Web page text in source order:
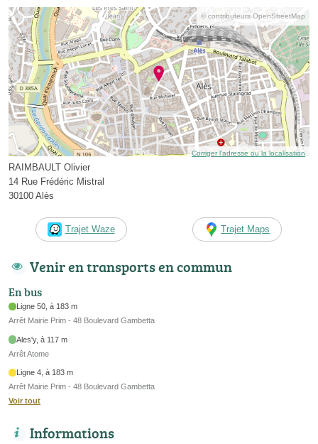
© contributeurs OpenStreetMap
Corriger l’adresse ou la localisation
RAIMBAULT Olivier
14 Rue Frédéric Mistral
30100 Alès
Trajet Waze Trajet Maps
Venir en transports en commun
En bus
Ligne 50, à 183 m
Arrêt Mairie Prim - 48 Boulevard Gambetta
Ales'y, à 117 m
Arrêt Atome
Ligne 4, à 183 m
Arrêt Mairie Prim - 48 Boulevard Gambetta
Voir tout
Informations